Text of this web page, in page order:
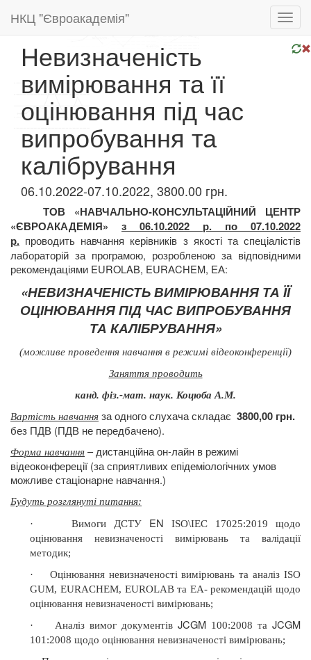
НКЦ "Євроакадемія"
Невизначеність
вимірювання та її
оцінювання під час
випробування та
калібрування
06.10.2022-07.10.2022, 3800.00 грн.
ТОВ «НАВЧАЛЬНО-КОНСУЛЬТАЦІЙНИЙ ЦЕНТР
«ЄВРОАКАДЕМІЯ» з 06.10.2022 р. по 07.10.2022
р. проводить навчання керівників з якості та спеціалістів
лабораторій за програмою, розробленою за відповідними
рекомендаціями EUROLAB, EURАCHEM, ЕА:
«НЕВИЗНАЧЕНІСТЬ ВИМІРЮВАННЯ ТА ЇЇ
ОЦІНЮВАННЯПІД ЧАСВИПРОБУВАННЯ
ТА КАЛІБРУВАННЯ»
(можливе проведення навчання в режимі відеоконференції)
Заняття проводить
канд. фіз.-мат. наук. Коцюба А.М.
Вартість навчання за одного слухача складає 3800,00 грн.
без ПДВ (ПДВ не передбачено).
Форма навчання – дистанційна он-лайн в режимі
відеоконфереції (за сприятливих епідеміологічних умов
можливе стаціонарне навчання.)
Будуть розглянуті питання:
·
Вимоги ДСТУ EN ISO\IEC 17025:2019 щодо
оцінювання невизначеності вимірювань та валідації
методик;
·
Оцінювання невизначеності вимірювань та аналіз ISO
GUM, EURACHEM, EUROLAB та EA- рекомендацій щодо
оцінювання невизначеності вимірювань;
·
Аналіз вимог документів JCGM 100:2008 таJCGM
101:2008 щодо оцінювання невизначеності вимірювань;